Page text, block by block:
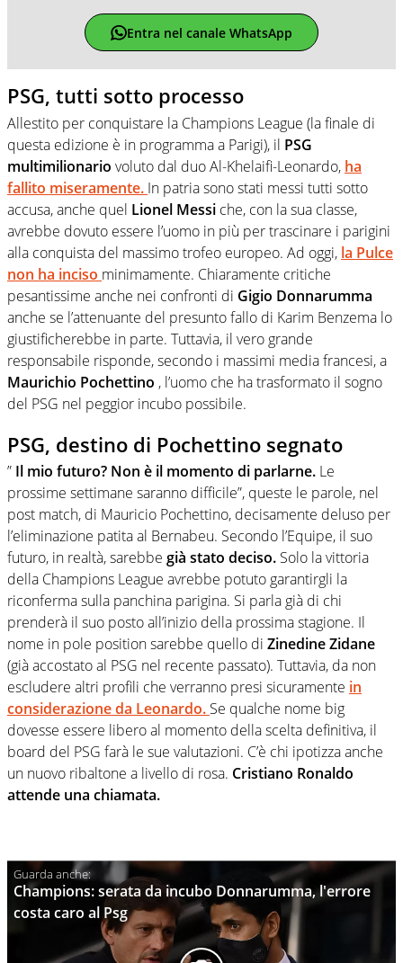
Entra nel canale WhatsApp
PSG, tutti sotto processo
Allestito per conquistare la Champions League (la finale di
questa edizione è in programma a Parigi), il PSG
multimilionario voluto dal duo Al-Khelaifi-Leonardo, ha
fallito miseramente. In patria sono stati messi tutti sotto
accusa, anche quel Lionel Messi che, con la sua classe,
avrebbe dovuto essere l’uomo in più per trascinare i parigini
alla conquista del massimo trofeo europeo. Ad oggi, la Pulce
non ha inciso minimamente. Chiaramente critiche
pesantissime anche nei confronti di Gigio Donnarumma
anche se l’attenuante del presunto fallo di Karim Benzema lo
giustificherebbe in parte. Tuttavia, il vero grande
responsabile risponde, secondo i massimi media francesi, a
Maurichio Pochettino , l’uomo che ha trasformato il sogno
del PSG nel peggior incubo possibile.
PSG, destino di Pochettino segnato
” Il mio futuro? Non è il momento di parlarne. Le
prossime settimane saranno difficile”, queste le parole, nel
post match, di Mauricio Pochettino, decisamente deluso per
l’eliminazione patita al Bernabeu. Secondo l’Equipe, il suo
futuro, in realtà, sarebbe già stato deciso. Solo la vittoria
della Champions League avrebbe potuto garantirgli la
riconferma sulla panchina parigina. Si parla già di chi
prenderà il suo posto all’inizio della prossima stagione. Il
nome in pole position sarebbe quello di Zinedine Zidane
(già accostato al PSG nel recente passato). Tuttavia, da non
escludere altri profili che verranno presi sicuramente in
considerazione da Leonardo. Se qualche nome big
dovesse essere libero al momento della scelta definitiva, il
board del PSG farà le sue valutazioni. C’è chi ipotizza anche
un nuovo ribaltone a livello di rosa. Cristiano Ronaldo
attende una chiamata.
Champions: serata da incubo Donnarumma, l'errore
costa caro al Psg